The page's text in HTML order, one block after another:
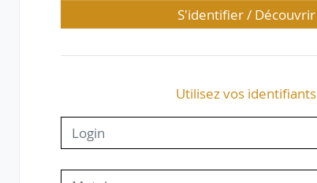
S'identifier / Découvrir
Utilisez vos identifiants